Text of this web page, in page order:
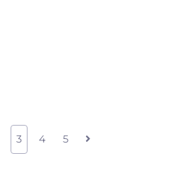
3 4 5